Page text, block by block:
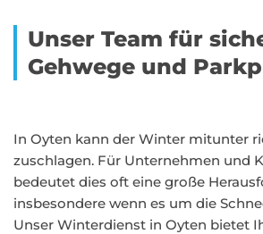
Unser Team für
Gehwege und
In Oyten kann der Winter mitunter
zuschlagen. Für Unternehmen und
bedeutet dies oft eine große
insbesondere wenn es um die
Unser Winterdienst in Oyten bietet